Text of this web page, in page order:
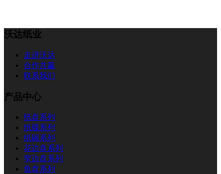
沃达纸业
走进沃达
合作共赢
联系我们
产品中心
纸盘系列
纸碟系列
纸碗系列
花边盘系列
窄边盘系列
鱼盘系列